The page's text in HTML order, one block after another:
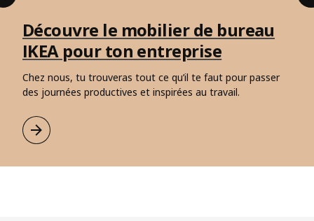
Découvre le mobilier de bureau
IKEA pour ton entreprise
Chez nous, tu trouveras tout ce qu’il te faut pour passer
des journées productives et inspirées au travail.